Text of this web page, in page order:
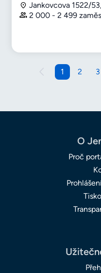
Jankovcova 1522/
2 000 - 2 499
1 2 3
O
Proč